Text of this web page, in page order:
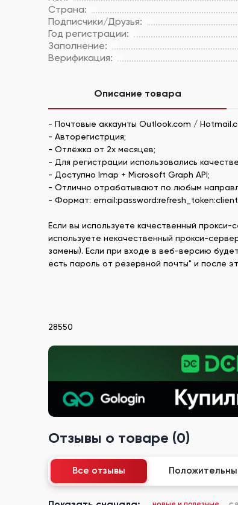
Страна:
Подписчики/Друзья:
Год регистрации:
Заполнение:
Верификация:
Описание товара
- Почтовые аккаунты Outlook.com /
- Авторегистрция;
- Отлёжка от 2х месяцев;
- Для регистрации использовались
- Доступно Imap + Microsoft Graph API;
- Отлично отрабатывают по любым
- Формат:
Если вы используете качественный
используете некачественный прокси-
замены). Если при входе в веб-версию
есть пароль от резервной почты" и после
28550
Отзывы о товаре (0)
Все отзывы